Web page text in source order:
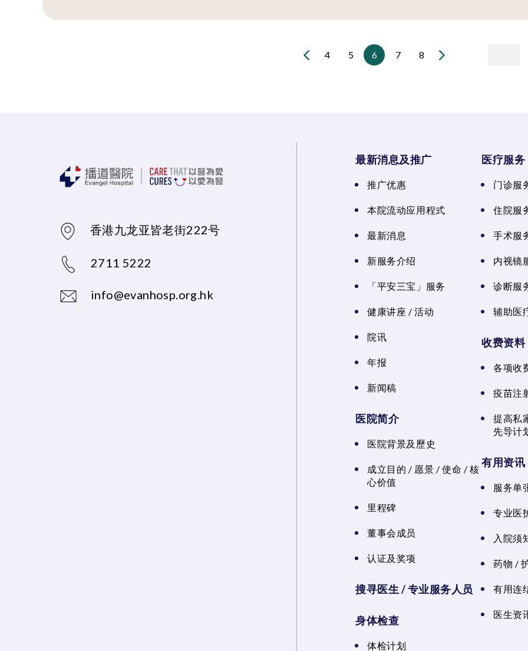
4 5 6 7 8
香港九龙亚皆老街222号
2711 5222
info@evanhosp.org.hk
最新消息及推广
推广优惠
本院流动应用程式
最新消息
新服务介绍
「平安三宝」服务
健康讲座 / 活动
院讯
年报
新闻稿
医院简介
医院背景及歷史
成立目的 / 愿景 / 使命 / 核
心价值
里程碑
董事会成员
认证及奖项
搜寻医生 / 专业服务人员
身体检查
体检计划
医疗服务
门诊服
住院服
手术服
内视镜
诊断服
辅助医
收费资料
各项收
疫苗注
提高私
先导计
有用资讯
服务单
专业医
入院须
药物 /
有用连
医生资